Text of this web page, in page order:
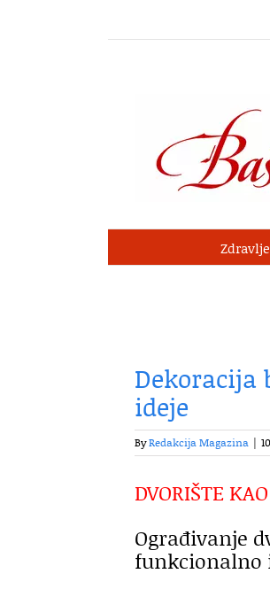
Zdravlje
Dekoracija
ideje
ByRedakcija Magazina |
DVORIŠTE
Ograđivanje
funkcionalno